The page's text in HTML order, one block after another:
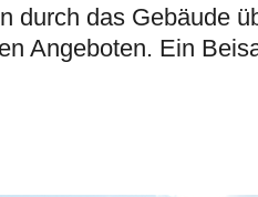
durch das Gebäude
Angeboten. Ein